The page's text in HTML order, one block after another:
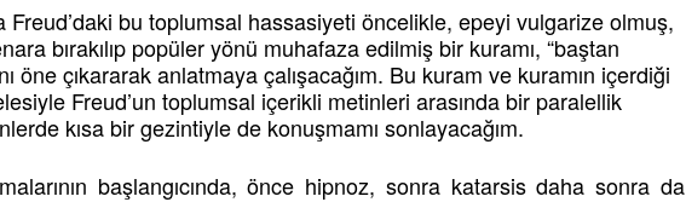
Freud’daki bu toplumsal hassasiyeti öncelikle, epeyi vulgarize olmuş,
bırakılıp popüler yönü muhafaza edilmiş bir kuramı, “baştan
öne çıkararak anlatmaya çalışacağım. Bu kuram ve kuramın içerdiği
Freud’un toplumsal içerikli metinleri arasında bir paralellik
kısa bir gezintiyle de konuşmamı sonlayacağım.
başlangıcında, önce hipnoz, sonra katarsis daha sonra da